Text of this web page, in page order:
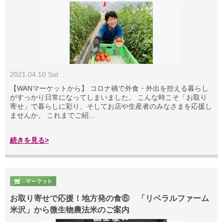
2021.04.10 Sat
【WANマーケットから】 コロナ禍で外食・外出を控える暮らし
がすっかり日常になってしまいました。 こんな時こそ「お取り
寄せ」で暮らしに彩り、そしてお店や生産者のみなさまを応援し
ませんか。 これまでご紹...
続きを見る>
お取り寄せで応援！地方発の食⑥ 「リベラルファーム
米沢」から微生物農法米のご案内